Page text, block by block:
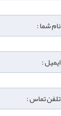
نام شما :
ایمیل :
تلفن تماس :